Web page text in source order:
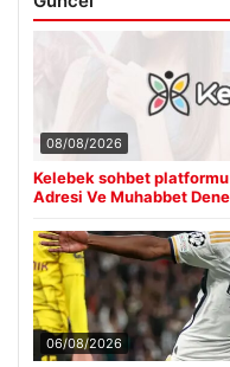
08/08/2026
Kelebek sohbet
Adresi Ve Muhabbet
06/08/2026